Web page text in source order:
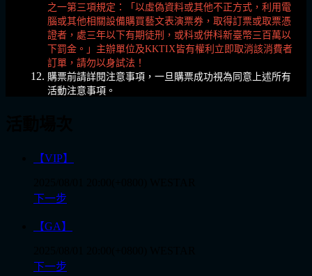
之一第三項規定：「以虛偽資料或其他不正方式，利用電
腦或其他相關設備購買藝文表演票券，取得訂票或取票憑
證者，處三年以下有期徒刑，或科或併科新臺幣三百萬以
下罰金。」主辦單位及KKTIX皆有權利立即取消該消費者
訂單，請勿以身試法！
購票前請詳閱注意事項，一旦購票成功視為同意上述所有
活動注意事項。
【VIP】
下一步
【GA】
下一步